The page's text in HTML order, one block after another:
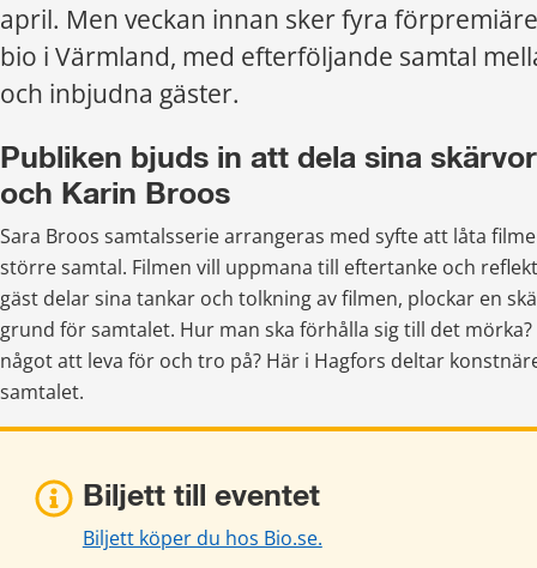
april. Men veckan innan sker fyra
bio i Värmland, med efterföljande samtal
och inbjudna gäster.
Publiken bjuds in att dela sina
och Karin Broos
Sara Broos samtalsserie arrangeras med syfte att låta
större samtal. Filmen vill uppmana till eftertanke och
gäst delar sina tankar och tolkning av filmen, plockar en
grund för samtalet. Hur man ska förhålla sig till det
något att leva för och tro på? Här i Hagfors deltar
samtalet.
Biljett till eventet
Biljett köper du hos Bio.se.